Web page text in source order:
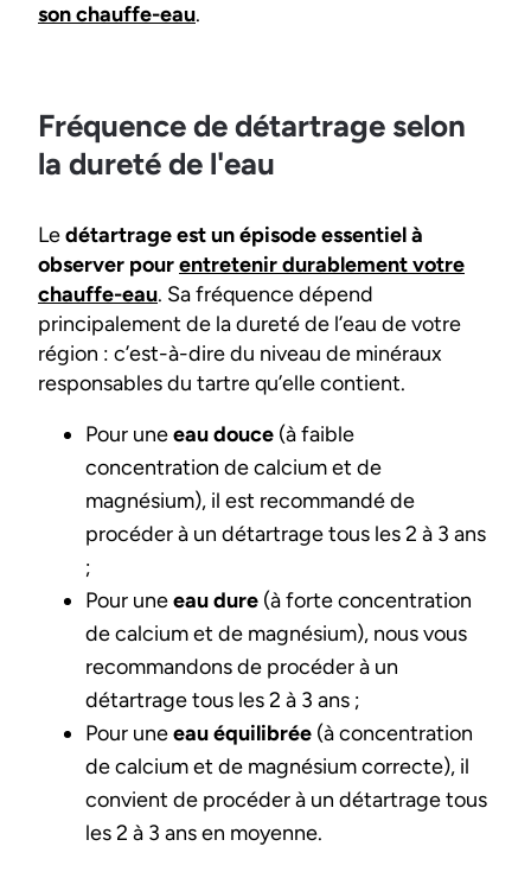
son chauffe-eau.
Fréquence de détartrage selon
la dureté de l'eau
Ledétartrage est un épisode essentiel à
observer pourentretenir durablement votre
chauffe-eau. Sa fréquence dépend
principalement de la dureté de l’eau de votre
région : c’est-à-dire du niveau de minéraux
responsables du tartre qu’elle contient.
Pour uneeau douce (à faible
concentration de calcium et de
magnésium), il est recommandé de
procéder à un détartrage tous les 2 à 3 ans
;
Pour uneeau dure (à forte concentration
de calcium et de magnésium), nous vous
recommandons de procéder à un
détartrage tous les 2 à 3 ans ;
Pour uneeau équilibrée (à concentration
de calcium et de magnésium correcte), il
convient de procéder à un détartrage tous
les 2 à 3 ans en moyenne.